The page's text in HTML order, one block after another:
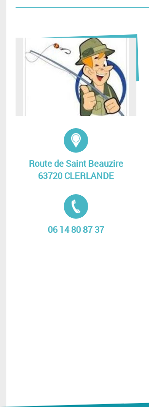
Route de Saint Beauzire
63720 CLERLANDE
06 14 80 87 37